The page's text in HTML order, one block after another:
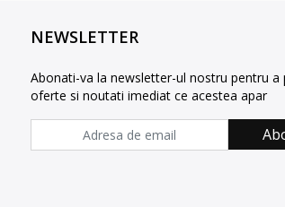
NEWSLETTER
Abonati-va la newsletter-ul nostru pentru a
oferte si noutati imediat ce acestea apar